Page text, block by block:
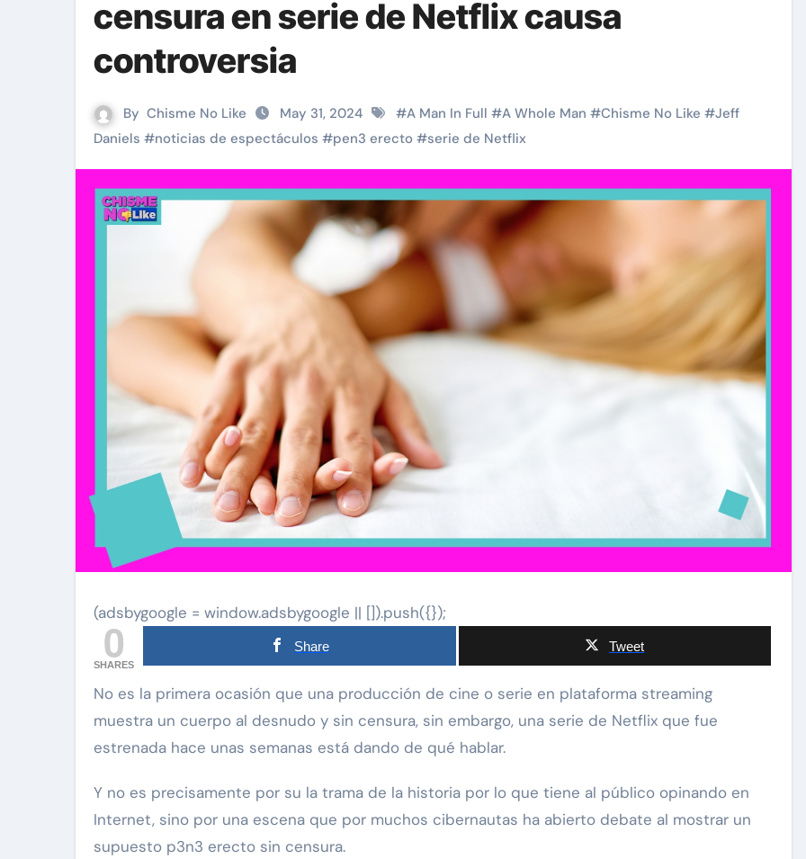
censura en serie de Netflix causa
controversia
By Chisme No Like May 31, 2024 #A Man In Full #A Whole Man #Chisme No Like #Jeff
Daniels #noticias de espectáculos #pen3 erecto #serie de Netflix
(adsbygoogle = window.adsbygoogle || []).push({});
0
SHARES
Share Tweet
No es la primera ocasión que una producción de cine o serie en plataforma streaming
muestra un cuerpo al desnudo y sin censura, sin embargo, una serie de Netflix que fue
estrenada hace unas semanas está dando de qué hablar.
Y no es precisamente por su la trama de la historia por lo que tiene al público opinando en
Internet, sino por una escena que por muchos cibernautas ha abierto debate al mostrar un
supuesto p3n3 erecto sin censura.